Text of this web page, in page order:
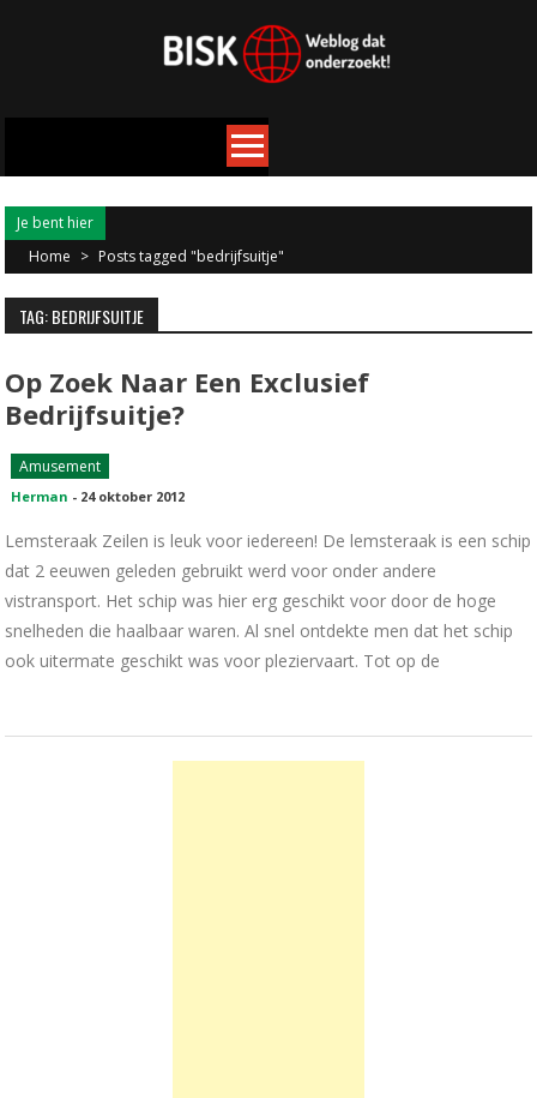
Je bent hier
Home > Posts tagged "bedrijfsuitje"
TAG: BEDRIJFSUITJE
Op Zoek Naar Een Exclusief
Bedrijfsuitje?
Amusement
Herman - 24 oktober 2012
Lemsteraak Zeilen is leuk voor iedereen! De lemsteraak is een schip
dat 2 eeuwen geleden gebruikt werd voor onder andere
vistransport. Het schip was hier erg geschikt voor door de hoge
snelheden die haalbaar waren. Al snel ontdekte men dat het schip
ook uitermate geschikt was voor pleziervaart. Tot op de